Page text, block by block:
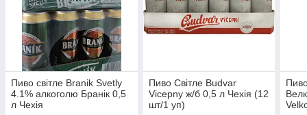
Пиво світле Branik Svetly
4.1% алкоголю Бранік 0,5
л Чехія
Пиво Світле Budvar
Vicepny ж/б 0,5 л Чехія (12
шт/1 уп)